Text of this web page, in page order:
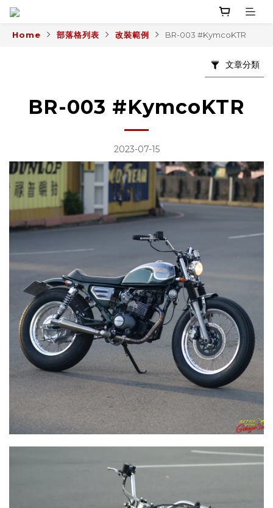
Home 部落格列表 改裝範例 BR-003 #KymcoKTR
文章分類
BR-003 #KymcoKTR
2023-07-15